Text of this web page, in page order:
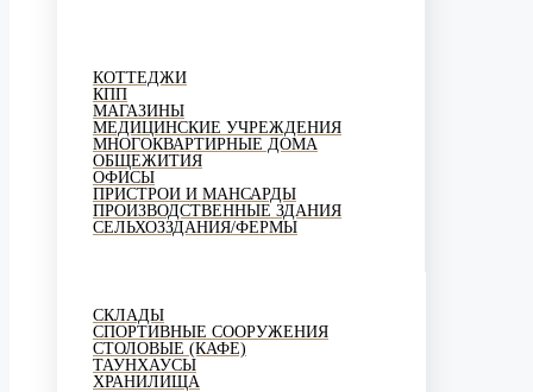
КОТТЕДЖИ
КПП
МАГАЗИНЫ
МЕДИЦИНСКИЕ УЧРЕЖДЕНИЯ
МНОГОКВАРТИРНЫЕ ДОМА
ОБЩЕЖИТИЯ
ОФИСЫ
ПРИСТРОИ И МАНСАРДЫ
ПРОИЗВОДСТВЕННЫЕ ЗДАНИЯ
СЕЛЬХОЗЗДАНИЯ/ФЕРМЫ
СКЛАДЫ
СПОРТИВНЫЕ СООРУЖЕНИЯ
СТОЛОВЫЕ (КАФЕ)
ТАУНХАУСЫ
ХРАНИЛИЩА